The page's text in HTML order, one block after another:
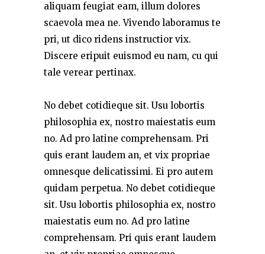
aliquam feugiat eam, illum dolores
scaevola mea ne. Vivendo laboramus te
pri, ut dico ridens instructior vix.
Discere eripuit euismod eu nam, cu qui
tale verear pertinax.
No debet cotidieque sit. Usu lobortis
philosophia ex, nostro maiestatis eum
no. Ad pro latine comprehensam. Pri
quis erant laudem an, et vix propriae
omnesque delicatissimi. Ei pro autem
quidam perpetua. No debet cotidieque
sit. Usu lobortis philosophia ex, nostro
maiestatis eum no. Ad pro latine
comprehensam. Pri quis erant laudem